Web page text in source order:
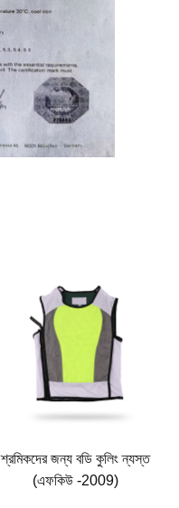
শ্রমিকদের জন্য বডি কুলিং ন্যস্ত
(এফকিউ -2009)